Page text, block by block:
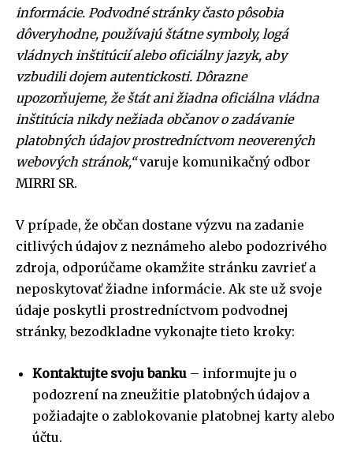
informácie. Podvodné stránky často pôsobia
dôveryhodne, používajú štátne symboly, logá
vládnych inštitúcií alebo oficiálny jazyk, aby
vzbudili dojem autentickosti. Dôrazne
upozorňujeme, že štát ani žiadna oficiálna vládna
inštitúcia nikdy nežiada občanov o zadávanie
platobných údajov prostredníctvom neoverených
webových stránok,“varuje komunikačný odbor
MIRRI SR.
V prípade, že občan dostane výzvu na zadanie
citlivých údajov z neznámeho alebo podozrivého
zdroja, odporúčame okamžite stránku zavrieť a
neposkytovať žiadne informácie. Ak ste už svoje
údaje poskytli prostredníctvom podvodnej
stránky, bezodkladne vykonajte tieto kroky:
Kontaktujte svoju banku – informujte ju o
podozrení na zneužitie platobných údajov a
požiadajte o zablokovanie platobnej karty alebo
účtu.